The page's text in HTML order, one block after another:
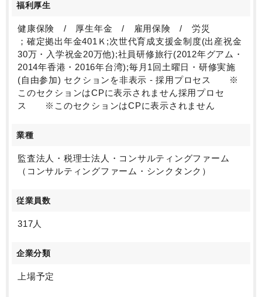
福利厚生
健康保険 / 厚生年金 / 雇用保険 / 労災
；確定拠出年金401Ｋ;次世代育成支援金制度(出産祝金
30万・入学祝金20万他);社員研修旅行(2012年グアム・
2014年香港・2016年台湾);毎月1回土曜日・研修実施
(自由参加) セクションを非表示 - 採用プロセス ※
このセクションはCPに表示されません採用プロセ
ス ※このセクションはCPに表示されません
業種
監査法人・税理士法人・コンサルティングファーム
（コンサルティングファーム・シンクタンク）
従業員数
317人
企業分類
上場予定